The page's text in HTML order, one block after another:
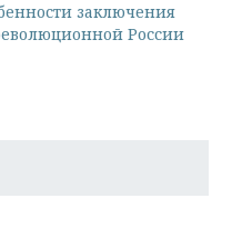
заключения
России